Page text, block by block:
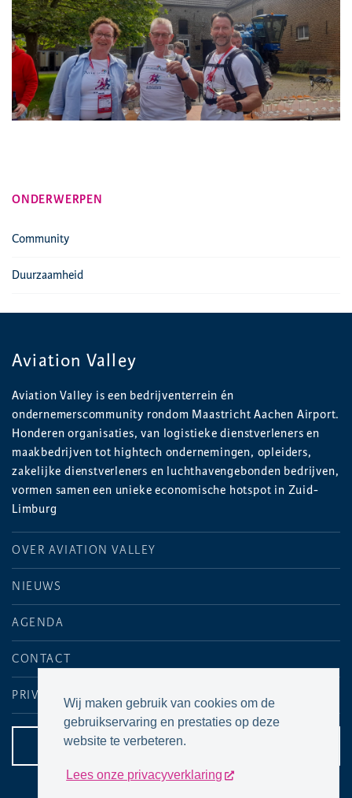
Wij maken gebruik van cookies om de
gebruikservaring en prestaties op deze
website te verbeteren.
Lees onze privacyverklaring
ONDERWERPEN
Community
Duurzaamheid
Aviation Valley
Aviation Valley is een bedrijventerrein én
ondernemerscommunity rondom Maastricht Aachen Airport.
Honderen organisaties, van logistieke dienstverleners en
maakbedrijven tot hightech ondernemingen, opleiders,
zakelijke dienstverleners en luchthavengebonden bedrijven,
vormen samen een unieke economische hotspot in Zuid-
Limburg
OVER AVIATION VALLEY
NIEUWS
AGENDA
CONTACT
PRIVACYVERKLARING
CONTACTPAGINA